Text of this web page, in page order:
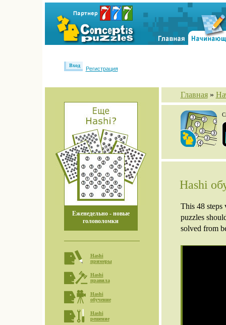
Вход
Регистрация
Еженедельно - новые
головоломки
Hashi
примеры
Hashi
правила
Hashi
обучение
Hashi
решение
Главная »
Hashi
This 48 steps
puzzles
solved from